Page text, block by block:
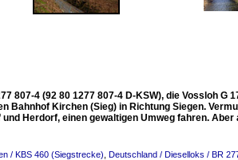
807-4 (92 80 1277 807-4 D-KSW), die Vossloh
Bahnhof Kirchen (Sieg) in Richtung Siegen.
Herdorf, einen gewaltigen Umweg fahren.
/ KBS 460 (Siegstrecke) Deutschland / Dieselloks / BR